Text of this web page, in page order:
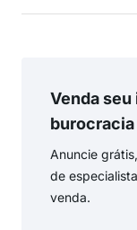
Venda
burocracia
Anuncie
de
venda.